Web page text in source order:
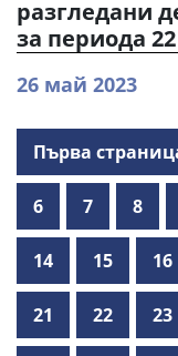
разгледани
за периода
26 май 2023
Първа
6 7 8
14 15 16
21 22 23